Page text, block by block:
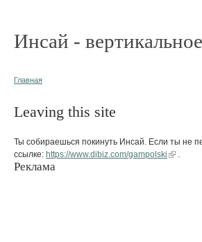
Инсай -
Главная
Leaving this site
Ты собираешься покинуть Инсай. Если ты не
ссылке: https://www.dibiz.com/gampolski
Реклама